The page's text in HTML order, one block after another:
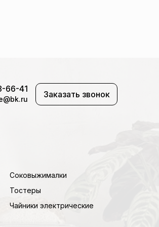
66-41
Заказать звонок
Соковыжималки
Тостеры
Чайники электрические